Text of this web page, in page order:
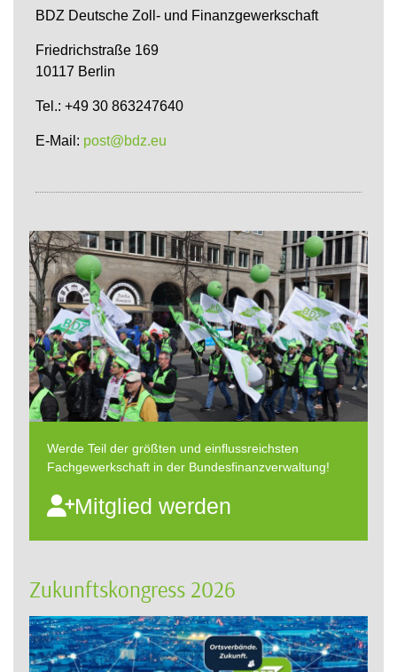
BDZ Deutsche Zoll- und Finanzgewerkschaft
Friedrichstraße 169
10117 Berlin
Tel.: +49 30 863247640
E-Mail: post@bdz.eu
Werde Teil der größten und einflussreichsten
Fachgewerkschaft in der Bundesfinanzverwaltung!
Mitglied werden
Zukunftskongress 2026